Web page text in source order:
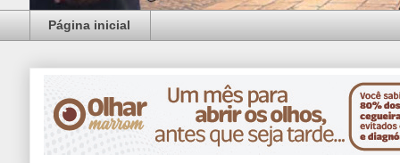
Página inicial